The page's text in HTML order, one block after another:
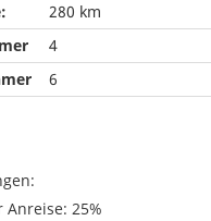
280 km
4
6
Anreise: 25%